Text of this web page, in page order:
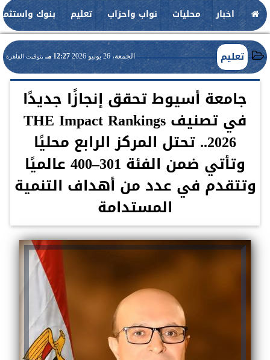
اخبار محليات نواب واحزاب تعليم بنوك
تعليم الجمعة، 26 يونيو 2026 12:27 مـ بتوقيت القاهرة
جامعة أسيوط تحقق إنجازًا جديدًا
في تصنيف THE Impact Rankings
2026.. تحتل المركز الرابع محليًا
وتأتي ضمن الفئة 301–400 عالميًا
وتتقدم في عدد من أهداف التنمية
المستدامة